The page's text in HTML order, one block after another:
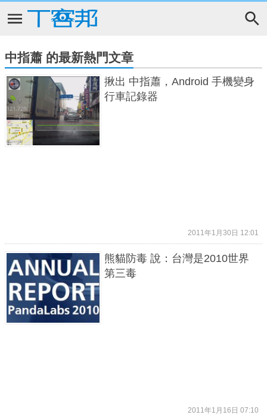
中指蕭 的最新熱門文章
揪出 中指蕭，Android 手機變身
行車記錄器
2011年1月30日 12:01
熊貓防毒 說：台灣是2010世界
第三毒
2011年1月16日 07:10